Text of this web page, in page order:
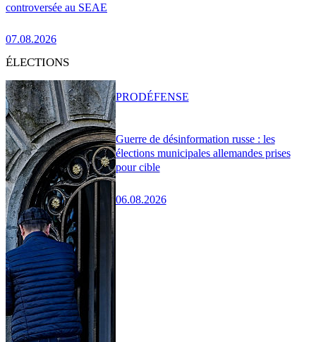
controversée au SEAE
07.08.2026
ÉLECTIONS
Guerre de désinformation russe : les
élections municipales allemandes prises
pour cible
06.08.2026
PRODÉFENSE